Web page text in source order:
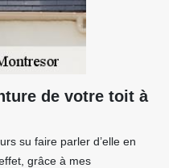
de votre toit à
su faire parler d’elle en
grâce à mes